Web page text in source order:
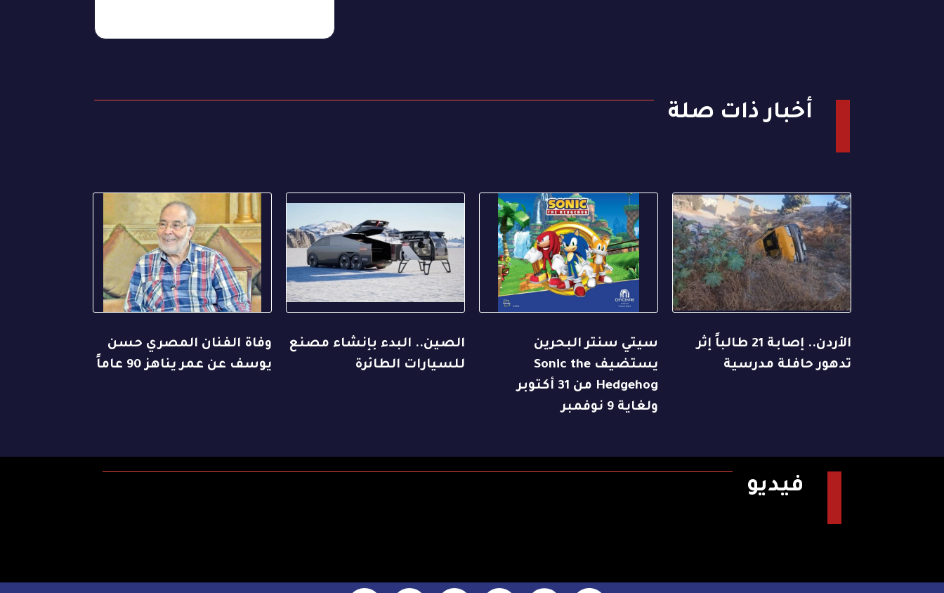
أخبار ذات صلة
الأردن.. إصابة 21 طالباً إثر
تدهور حافلة مدرسية
سيتي سنتر البحرين
يستضيف Sonic the
Hedgehog من 31 أكتوبر
ولغاية 9 نوفمبر
الصين.. البدء بإنشاء مصنع
للسيارات الطائرة
وفاة الفنان المصري حسن
يوسف عن عمر يناهز 90 عاماً
فيديو